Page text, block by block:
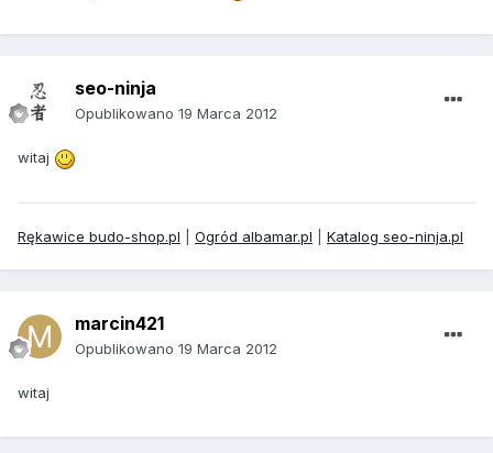
seo-ninja
Opublikowano 19 Marca 2012
witaj
Rękawice budo-shop.pl Ogród albamar.pl Katalog seo-ninja.pl
marcin421
Opublikowano 19 Marca 2012
witaj